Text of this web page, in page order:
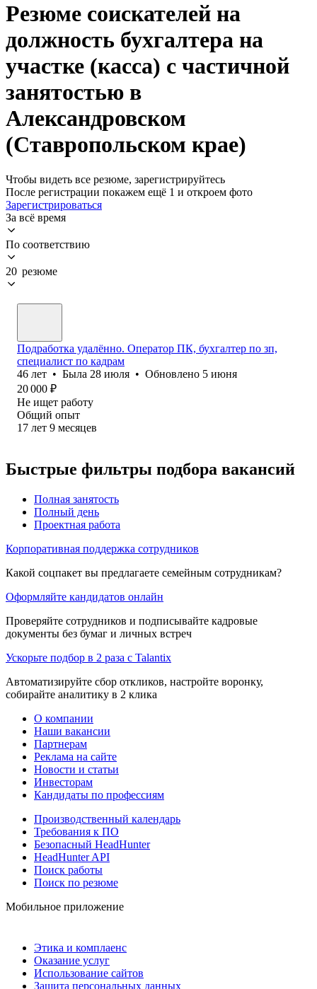
Резюме соискателей на
должность бухгалтера на
участке (касса) с частичной
занятостью в
Александровском
(Ставропольском крае)
Чтобы видеть все резюме, зарегистрируйтесь
После регистрации покажем ещё 1 и откроем фото
Зарегистрироваться
За всё время
По соответствию
20 резюме
Подработка удалённо. Оператор ПК, бухгалтер по зп,
специалист по кадрам
46 лет • Была 28 июля • Обновлено 5 июня
20 000 ₽
Не ищет работу
Общий опыт
17 лет 9 месяцев
Быстрые фильтры подбора вакансий
Полная занятость
Полный день
Проектная работа
Корпоративная поддержка сотрудников
Какой соцпакет вы предлагаете семейным сотрудникам?
Оформляйте кандидатов онлайн
Проверяйте сотрудников и подписывайте кадровые
документы без бумаг и личных встреч
Ускорьте подбор в 2 раза с Talantix
Автоматизируйте сбор откликов, настройте воронку,
собирайте аналитику в 2 клика
О компании
Наши вакансии
Партнерам
Реклама на сайте
Новости и статьи
Инвесторам
Кандидаты по профессиям
Производственный календарь
Требования к ПО
Безопасный HeadHunter
HeadHunter API
Поиск работы
Поиск по резюме
Мобильное приложение
Этика и комплаенс
Оказание услуг
Использование сайтов
Защита персональных данных